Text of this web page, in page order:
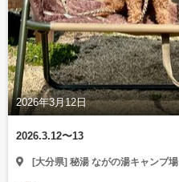
2026年3月12日
2026.3.12〜13
[大分県] 秘湯 ながの湯キャンプ場